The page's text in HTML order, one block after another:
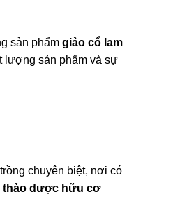
sản phẩm giảo cổ lam
lượng sản phẩm và sự
chuyên biệt, nơi có
thảo dược hữu cơ